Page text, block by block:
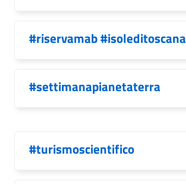
#riservamab #isoleditoscana
#settimanapianetaterra
#turismoscientifico